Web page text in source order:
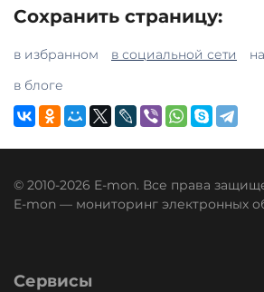
Сохранить страницу:
в избранном в социальной сети
в блоге
© 2010-2026 E-mon. Все права
E-mon — мониторинг электронных
Сервисы